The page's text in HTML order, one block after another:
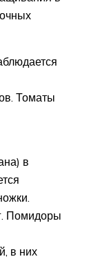
Томаты
в
Помидоры
в них